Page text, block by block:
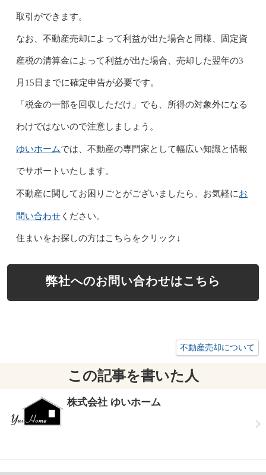
取引ができます。
なお、不動産売却によって利益が出た場合と同様、固定資
産税の清算金によって利益が出た場合、売却した翌年の3
月15日までに確定申告が必要です。
「税金の一部を回収しただけ」でも、所得の対象外になる
わけではないので注意しましょう。
ゆいホームでは、不動産の専門家として幅広い知識と情報
でサポートいたします。
不動産に関してお困りごとがございましたら、お気軽にお
問い合わせください。
住まいをお探しの方はこちらをクリック↓
弊社へのお問い合わせはこちら
不動産売却について
この記事を書いた人
株式会社 ゆいホーム